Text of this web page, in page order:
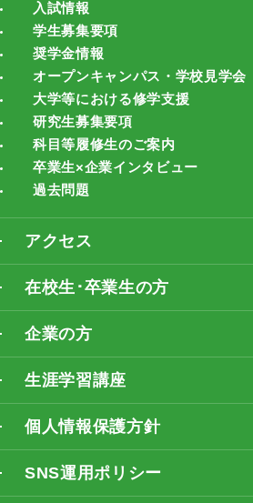
入試情報
学生募集要項
奨学金情報
オープンキャンパス・学校見学会
大学等における修学支援
研究生募集要項
科目等履修生のご案内
卒業生×企業インタビュー
過去問題
アクセス
在校生･卒業生の方
企業の方
生涯学習講座
個人情報保護方針
SNS運用ポリシー